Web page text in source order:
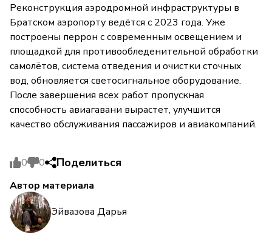
Реконструкция аэродромной инфраструктуры в
Братском аэропорту ведётся с 2023 года. Уже
построены перрон с современным освещением и
площадкой для противообледенительной обработки
самолётов, система отведения и очистки сточных
вод, обновляется светосигнальное оборудование.
После завершения всех работ пропускная
способность авиагавани вырастет, улучшится
качество обслуживания пассажиров и авиакомпаний.
0 0 Поделиться
Автор материала
Эйвазова Дарья